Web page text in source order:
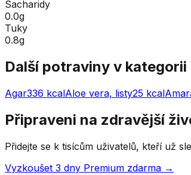
Sacharidy
0.0g
Tuky
0.8g
Další potraviny v kategorii
Agar336 kcalAloe vera, listy25 kcal
Připraveni na zdravější
Přidejte se k tisícům uživatelů, kteří už
Vyzkoušet 3 dny Premium zdarma →